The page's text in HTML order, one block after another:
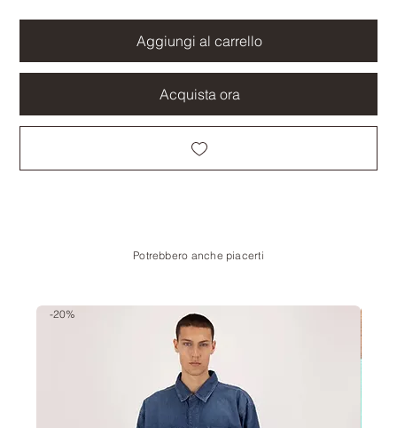
Aggiungi al carrello
Acquista ora
Potrebbero anche piacerti
-20%